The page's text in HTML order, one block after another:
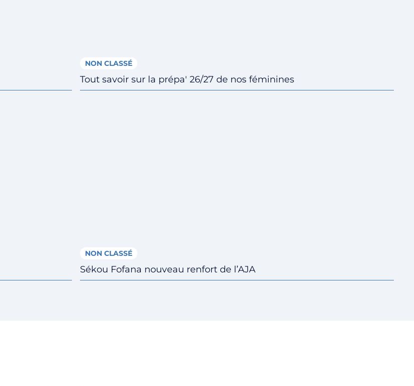
NON CLASSÉ
Tout savoir sur la prépa' 26/27 de nos féminines
NON CLASSÉ
Sékou Fofana nouveau renfort de l’AJA